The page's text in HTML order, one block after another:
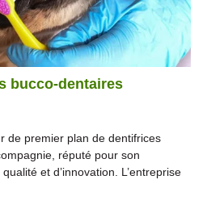
bucco-dentaires
de premier plan de dentifrices
réputé pour son
et d’innovation. L’entreprise